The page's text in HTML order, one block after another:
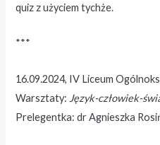
quiz z użyciem tychże.
***
16.09.2024, IV Liceum
Warsztaty: Język-człowiek-
Prelegentka: dr Agnieszka